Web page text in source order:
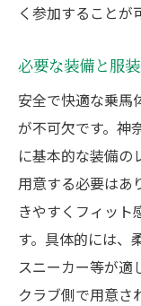
く参加することが
必要な装備と服
安全で快適な乗馬
が不可欠です。神
に基本的な装備の
用意する必要はあ
きやすくフィット
す。具体的には、
スニーカー等が適
クラブ側で用意さ